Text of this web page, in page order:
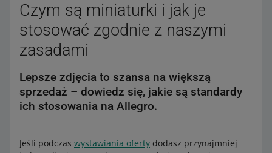
Czym są miniaturki i jak je
stosować zgodnie z naszymi
zasadami
Lepsze zdjęcia to szansa na większą
sprzedaż – dowiedz się, jakie są standardy
ich stosowania na Allegro.
Jeśli podczas wystawiania oferty dodasz przynajmniej